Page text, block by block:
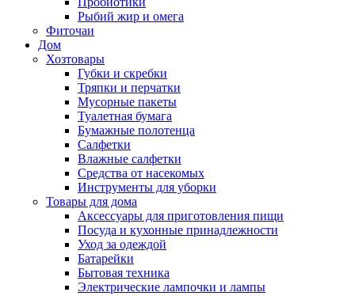
Рыбий жир и омега
Фиточаи
Дом
Хозтовары
Губки и скребки
Тряпки и перчатки
Мусорные пакеты
Туалетная бумага
Бумажные полотенца
Салфетки
Влажные салфетки
Средства от насекомых
Инструменты для уборки
Товары для дома
Аксессуары для приготовления пищи
Посуда и кухонные принадлежности
Уход за одеждой
Батарейки
Бытовая техника
Электрические лампочки и лампы